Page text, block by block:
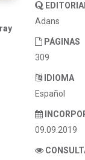
Adans
PÁGINAS
309
IDIOMA
Español
09.09.2019